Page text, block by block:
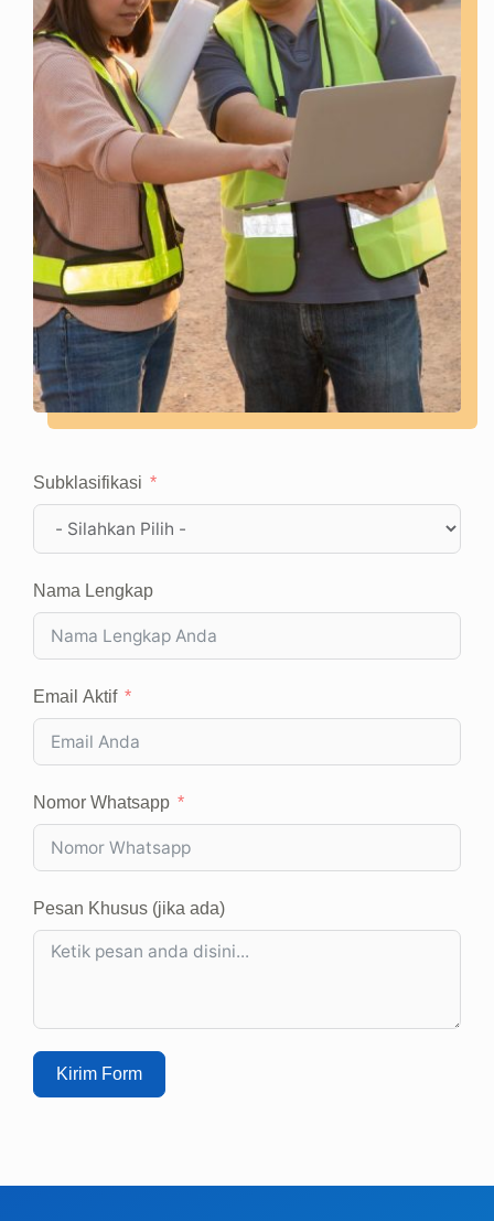
Subklasifikasi
Nama Lengkap
Email Aktif
Nomor Whatsapp
Pesan Khusus (jika ada)
Kirim Form